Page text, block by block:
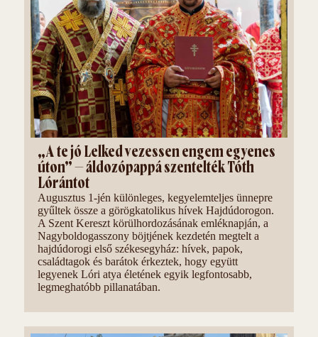
„A te jó Lelked vezessen engem egyenes
úton” – áldozópappá szentelték Tóth
Lórántot
Augusztus 1-jén különleges, kegyelemteljes ünnepre
gyűltek össze a görögkatolikus hívek Hajdúdorogon.
A Szent Kereszt körülhordozásának emléknapján, a
Nagyboldogasszony böjtjének kezdetén megtelt a
hajdúdorogi első székesegyház: hívek, papok,
családtagok és barátok érkeztek, hogy együtt
legyenek Lóri atya életének egyik legfontosabb,
legmeghatóbb pillanatában.